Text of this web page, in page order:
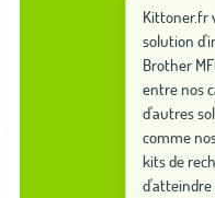
Kittoner.fr
solution
Brother
entre nos
d'autres
comme
kits de
d'atteindre